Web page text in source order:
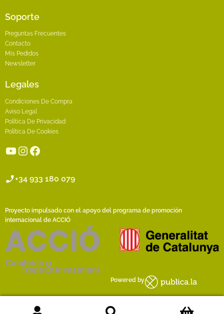
Soporte
Preguntas Frecuentes
Contacto
Mis Pedidos
Newsletter
Legales
Condiciones De Compra
Aviso Legal
Política De Privacidad
Política De Cookies
YouTube
Instagram
Facebook
+34 933 180 079
Proyecto impulsado con el apoyo del programa de promoción
internacional de ACCIÓ
Powered by